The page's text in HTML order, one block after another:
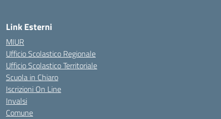
Link Esterni
MIUR
Ufficio Scolastico Regionale
Ufficio Scolastico Territoriale
Scuola in Chiaro
Iscrizioni On Line
Invalsi
Comune